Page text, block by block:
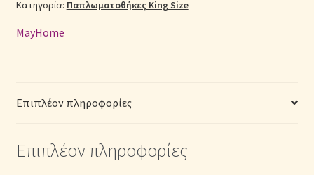
(Π:
x
2520129160
ποσότητα
Κατηγορία: Παπλωματοθήκες King Size
MayHome
Επιπλέον πληροφορίες
Επιπλέον πληροφορίες